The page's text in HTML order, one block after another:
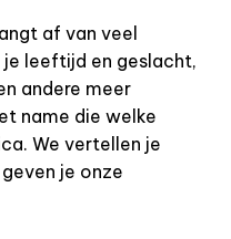
af van veel
leeftijd en geslacht,
andere meer
name die welke
We vertellen je
je onze